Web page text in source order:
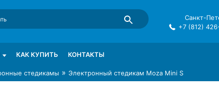
в СПб
Санкт-
+7 (812)
КАК КУПИТЬ КОНТАКТЫ
стедикамы » Электронный стедикам Moza Mini S